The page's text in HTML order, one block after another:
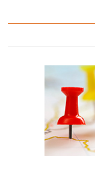
Paulo